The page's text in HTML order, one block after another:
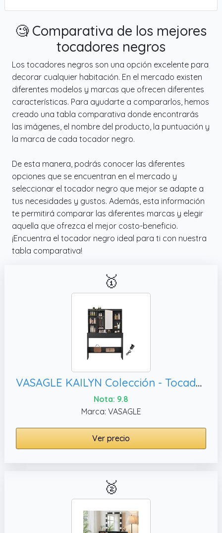
🧐 Comparativa de los mejores
tocadores negros
Los tocadores negros son una opción excelente para
decorar cualquier habitación. En el mercado existen
diferentes modelos y marcas que ofrecen diferentes
características. Para ayudarte a compararlos, hemos
creado una tabla comparativa donde encontrarás
las imágenes, el nombre del producto, la puntuación y
la marca de cada tocador negro.
De esta manera, podrás conocer las diferentes
opciones que se encuentran en el mercado y
seleccionar el tocador negro que mejor se adapte a
tus necesidades y gustos. Además, esta información
te permitirá comparar las diferentes marcas y elegir
aquella que ofrezca el mejor costo-beneficio.
¡Encuentra el tocador negro ideal para ti con nuestra
tabla comparativa!
🥇
VASAGLE KAILYN Colección - Tocador con Luces LED de 3 Colores con Brillo Ajustable, Negro Tinta RDT123B01
Nota: 9.8
Marca: VASAGLE
Ver precio
🥈